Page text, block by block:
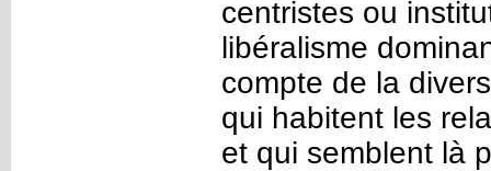
centristes ou
libéralisme
compte de la
qui habitent les
et qui semblent là